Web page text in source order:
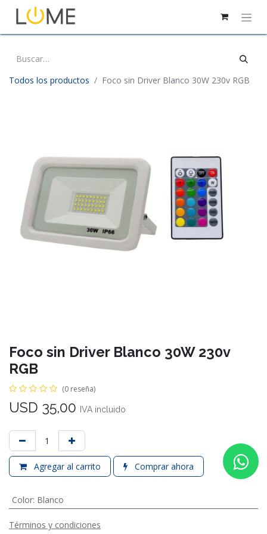
Todos los productos Foco sin Driver Blanco 30W 230v RGB
Foco sin Driver Blanco 30W 230v
RGB
(0 reseña)
USD 35,00 IVA incluido
Agregar al carrito Comprar ahora
Color: Blanco
Términos y condiciones